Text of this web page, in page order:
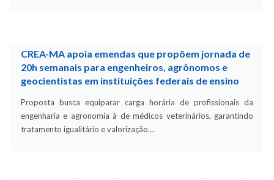
CREA-MA apoia emendas que propõem jornada de
20h semanais para engenheiros, agrônomos e
geocientistas em instituições federais de ensino
Proposta busca equiparar carga horária de profissionais da
engenharia e agronomia à de médicos veterinários, garantindo
tratamento igualitário e valorização…